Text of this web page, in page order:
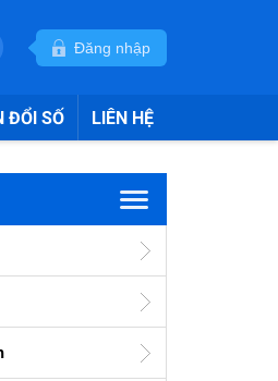
Đăng nhập
ĐỔI SỐ LIÊN HỆ